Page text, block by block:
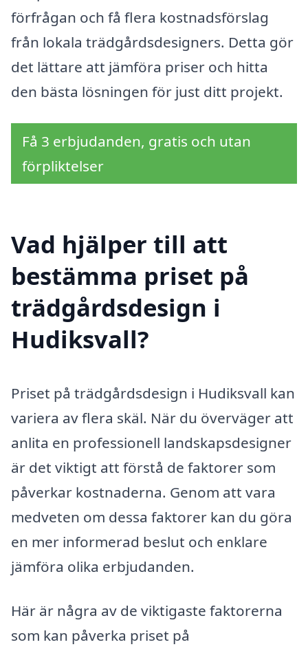
förfrågan och få flera kostnadsförslag
från lokala trädgårdsdesigners. Detta gör
det lättare att jämföra priser och hitta
den bästa lösningen för just ditt projekt.
Få 3 erbjudanden, gratis och utan
förpliktelser
Vad hjälper till att
bestämma priset på
trädgårdsdesign i
Hudiksvall?
Priset på trädgårdsdesign i Hudiksvall kan
variera av flera skäl. När du överväger att
anlita en professionell landskapsdesigner
är det viktigt att förstå de faktorer som
påverkar kostnaderna. Genom att vara
medveten om dessa faktorer kan du göra
en mer informerad beslut och enklare
jämföra olika erbjudanden.
Här är några av de viktigaste faktorerna
som kan påverka priset på